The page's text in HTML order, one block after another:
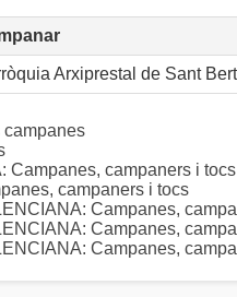
Arxiprestal de Sant
campanes
Campanes, campaners i tocs
campaners i tocs
Campanes,
Campanes,
Campanes,